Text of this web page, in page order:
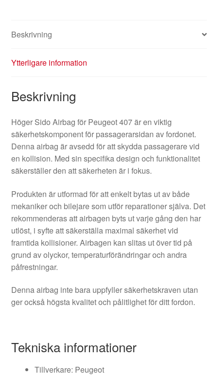
Beskrivning
Ytterligare information
Beskrivning
Höger Sido Airbag för Peugeot 407 är en viktig
säkerhetskomponent för passagerarsidan av fordonet.
Denna airbag är avsedd för att skydda passagerare vid
en kollision. Med sin specifika design och funktionalitet
säkerställer den att säkerheten är i fokus.
Produkten är utformad för att enkelt bytas ut av både
mekaniker och bilejare som utför reparationer själva. Det
rekommenderas att airbagen byts ut varje gång den har
utlöst, i syfte att säkerställa maximal säkerhet vid
framtida kollisioner. Airbagen kan slitas ut över tid på
grund av olyckor, temperaturförändringar och andra
påfrestningar.
Denna airbag inte bara uppfyller säkerhetskraven utan
ger också högsta kvalitet och pålitlighet för ditt fordon.
Tekniska informationer
Tillverkare: Peugeot